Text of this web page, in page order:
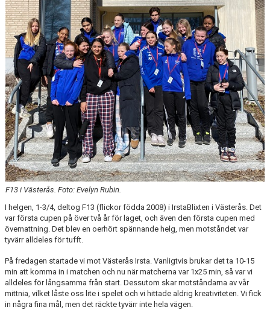
MATCHER
EKEN CUP
F13 i Västerås. Foto: Evelyn Rubin.
I helgen, 1-3/4, deltog F13 (flickor födda 2008) i IrstaBlixten i Västerås. Det
var första cupen på över två år för laget, och även den första cupen med
övernattning. Det blev en oerhört spännande helg, men motståndet var
tyvärr alldeles för tufft.
På fredagen startade vi mot Västerås Irsta. Vanligtvis brukar det ta 10-15
min att komma in i matchen och nu när matcherna var 1x25 min, så var vi
alldeles för långsamma från start. Dessutom skar motståndarna av vår
mittnia, vilket låste oss lite i spelet och vi hittade aldrig kreativiteten. Vi fick
in några fina mål, men det räckte tyvärr inte hela vägen.